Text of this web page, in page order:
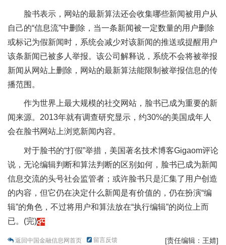
脸书表示，网站的最新算法还会收集哪些新闻被用户从
自己的“信息流”中删除，当一条新闻被一定数量的用户删除
或标记为假新闻时，系统会减少对该新闻的推送或提醒用户
该条新闻已被多人举报。该公司解释说，系统不会将被举报
新闻从网站上删除，网站的最新算法能限制被举报信息的传
播范围。
作为世界上最大规模的社交网站，脸书已成为重要的新
闻来源。2013年就有调查研究显示，约30%的美国成年人
会在脸书网站上浏览新闻内容。
对于脸书的“打假”举措，美国著名技术博客Gigaom评论
说，无论编辑判断和算法判断的区别如何，脸书已成为新闻
信息交流的头号社会监管者；或许脸书只是汇集了用户创造
的内容，但它仍在决定什么新闻是有价值的，仍在扮演“编
辑”的角色，不过将用户和算法放在“执行编辑”的岗位上而
已。(完)
返回中国金融信息网首页 留言反馈 [责任编辑：王婧]